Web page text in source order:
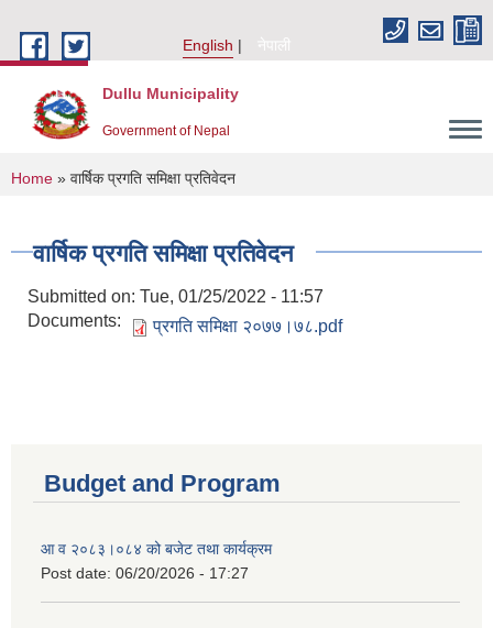
English
नेपाली
Dullu Municipality
Government of Nepal
You are here
Home » वार्षिक प्रगति समिक्षा प्रतिवेदन
वार्षिक प्रगति समिक्षा प्रतिवेदन
Submitted on: Tue, 01/25/2022 - 11:57
Documents:
प्रगति समिक्षा २०७७।७८.pdf
Budget and Program
आ व २०८३।०८४ को बजेट तथा कार्यक्रम
Post date: 06/20/2026 - 17:27